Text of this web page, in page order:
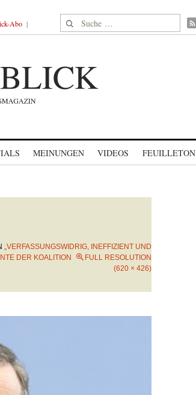
Abo Suche nach:
MEINUNGEN VIDEOS FEUILLETON
„VERFASSUNGSWIDRIG, INEFFIZIENT UND
DER KOALITION
FULL RESOLUTION
(620 × 426)